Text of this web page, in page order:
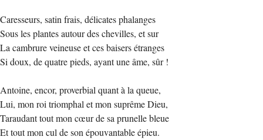
Caresseurs, satin frais, délicates phalanges
Sous les plantes autour des chevilles, et sur
La cambrure veineuse et ces baisers étranges
Si doux, de quatre pieds, ayant une âme, sûr !
Antoine, encor, proverbial quant à la queue,
Lui, mon roi triomphal et mon suprême Dieu,
Taraudant tout mon cœur de sa prunelle bleue
Et tout mon cul de son épouvantable épieu.